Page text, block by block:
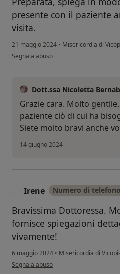
presente con il paziente
visita.
21 maggio 2024 • Misericordia di
secondo l'opinione dell'utente Nicoletta
Segnala abuso
Dott.ssa Nicoletta
Grazie cara. Molto
paziente ciò di cui ha
Siete molto bravi anche
14 giugno 2024
Irene Numero di
Bravissima Dottoressa.
fornisce spiegazioni
vivamente!
6 maggio 2024 • Misericordia di
secondo l'opinione dell'utente Irene
Segnala abuso